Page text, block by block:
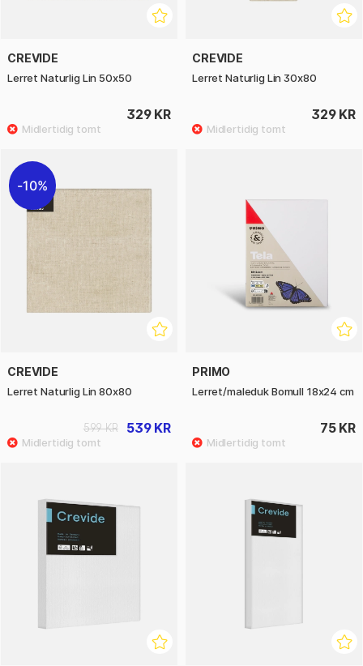
CREVIDE
Lerret Naturlig Lin 50x50
329 KR
CREVIDE
Lerret Naturlig Lin 30x80
329 KR
10%
CREVIDE
Lerret Naturlig Lin 80x80
539 KR
599 KR
PRIMO
Lerret/maleduk Bomull 18x24 cm
75 KR